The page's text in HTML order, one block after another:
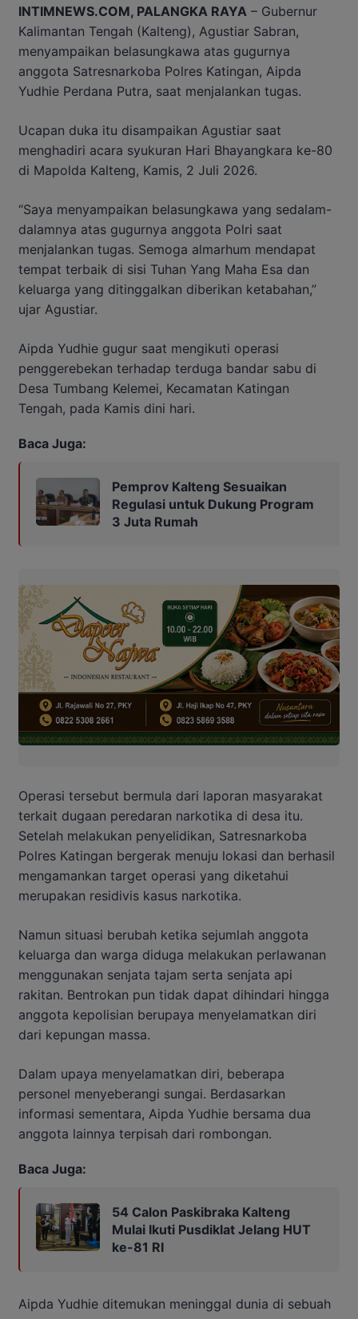
INTIMNEWS.COM, PALANGKA RAYA – Gubernur
Kalimantan Tengah (Kalteng), Agustiar Sabran,
menyampaikan belasungkawa atas gugurnya
anggota Satresnarkoba Polres Katingan, Aipda
Yudhie Perdana Putra, saat menjalankan tugas.
Ucapan duka itu disampaikan Agustiar saat
menghadiri acara syukuran Hari Bhayangkara ke-80
di Mapolda Kalteng, Kamis, 2 Juli 2026.
“Saya menyampaikan belasungkawa yang sedalam-
dalamnya atas gugurnya anggota Polri saat
menjalankan tugas. Semoga almarhum mendapat
tempat terbaik di sisi Tuhan Yang Maha Esa dan
keluarga yang ditinggalkan diberikan ketabahan,”
ujar Agustiar.
Aipda Yudhie gugur saat mengikuti operasi
penggerebekan terhadap terduga bandar sabu di
Desa Tumbang Kelemei, Kecamatan Katingan
Tengah, pada Kamis dini hari.
Baca Juga:
Pemprov Kalteng Sesuaikan
Regulasi untuk Dukung Program
3 Juta Rumah
Operasi tersebut bermula dari laporan masyarakat
terkait dugaan peredaran narkotika di desa itu.
Setelah melakukan penyelidikan, Satresnarkoba
Polres Katingan bergerak menuju lokasi dan berhasil
mengamankan target operasi yang diketahui
merupakan residivis kasus narkotika.
Namun situasi berubah ketika sejumlah anggota
keluarga dan warga diduga melakukan perlawanan
menggunakan senjata tajam serta senjata api
rakitan. Bentrokan pun tidak dapat dihindari hingga
anggota kepolisian berupaya menyelamatkan diri
dari kepungan massa.
Dalam upaya menyelamatkan diri, beberapa
personel menyeberangi sungai. Berdasarkan
informasi sementara, Aipda Yudhie bersama dua
anggota lainnya terpisah dari rombongan.
Baca Juga:
54 Calon Paskibraka Kalteng
Mulai Ikuti Pusdiklat Jelang HUT
ke-81 RI
Aipda Yudhie ditemukan meninggal dunia di sebuah